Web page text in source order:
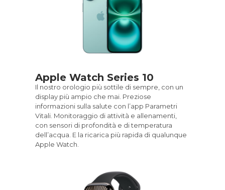
Apple Watch Series 10
Il nostro orologio più sottile di sempre, con un
display più ampio che mai. Preziose
informazioni sulla salute con l’app Parametri
Vitali. Monitoraggio di attività e allenamenti,
con sensori di profondità e di temperatu­ra
dell’acqua. E la ricarica più rapida di qualunque
Apple Watch.